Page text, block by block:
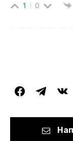
1 0
facebooktelegram